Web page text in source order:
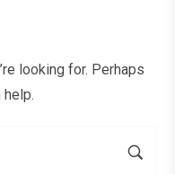
looking for. Perhaps
help.